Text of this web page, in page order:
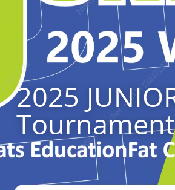
2025
Tournament